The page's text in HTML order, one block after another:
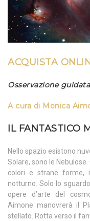
ACQUISTA
Osservazione
A cura di Monica
IL FANTASTICO
Nello spazio esistono
Solare, sono le
colori e strane forme,
notturno. Solo lo
opere d’arte del
Aimone manovrerà il
stellato. Rotta verso il